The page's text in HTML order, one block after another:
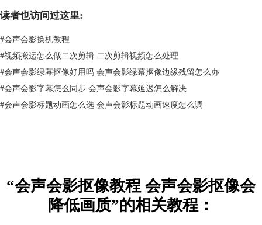
图3 编辑素材
4.在色度键去背功能界面中，勾选“色度键去背”字样前方的方框，使其切
换为勾选状态，即可启用抠图功能。
读者也访问过这里:
#会声会影换机教程
#视频搬运怎么做二次剪辑 二次剪辑视频怎么处理
#会声会影绿幕抠像好用吗 会声会影绿幕抠像边缘残留怎么办
#会声会影字幕怎么同步 会声会影字幕延迟怎么解决
#会声会影标题动画怎么选 会声会影标题动画速度怎么调
“会声会影抠像教程 会声会影抠像会
降低画质”的相关教程：